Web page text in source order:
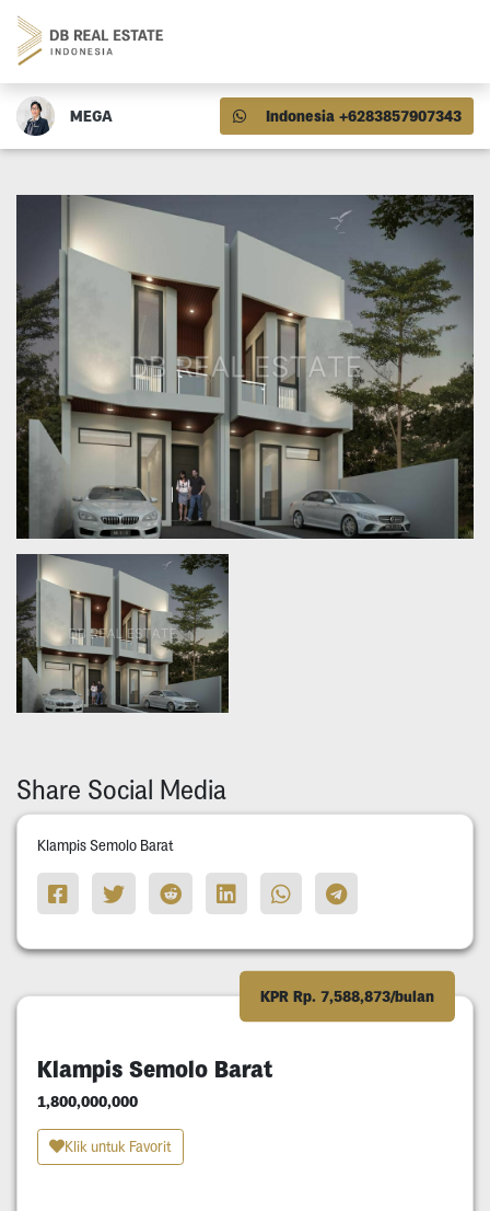
MEGA Indonesia +6283857907343
Share Social Media
Klampis Semolo Barat
KPR Rp. 7,588,873/bulan
Klampis Semolo Barat
1,800,000,000
Klik untuk Favorit